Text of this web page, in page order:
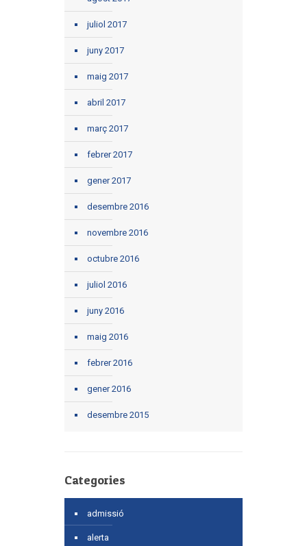
juliol 2017
juny 2017
maig 2017
abril 2017
març 2017
febrer 2017
gener 2017
desembre 2016
novembre 2016
octubre 2016
juliol 2016
juny 2016
maig 2016
febrer 2016
gener 2016
desembre 2015
Categories
admissió
alerta